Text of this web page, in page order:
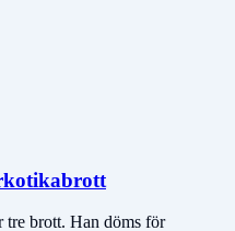
tre brott. Han döms för